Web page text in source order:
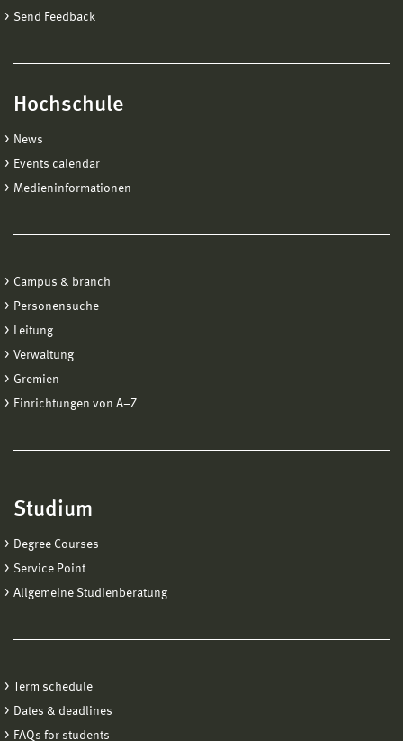
Send Feedback
Hochschule
News
Events calendar
Medieninformationen
Campus & branch
Personensuche
Leitung
Verwaltung
Gremien
Einrichtungen von A−Z
Studium
Degree Courses
Service Point
Allgemeine Studienberatung
Term schedule
Dates & deadlines
FAQs for students